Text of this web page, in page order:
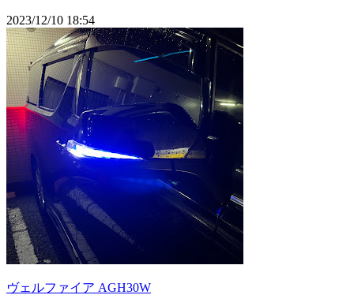
2023/12/10 18:54
ヴェルファイア AGH30W